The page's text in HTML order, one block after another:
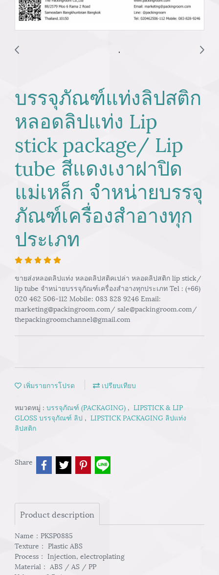
บรรจุภัณฑ์แท่งลิปสติก
หลอดลิปแท่ง Lip
stick package/ Lip
tube สีแดงเงาฝาปิด
แม่เหล็ก จำหน่ายบรรจุ
ภัณฑ์เครื่องสำอางทุก
ประเภท
ขายส่งหลอดลิปแท่ง หลอดลิปสติคเปล่า หลอดลิปสติก lip stick/
lip tube จำหน่ายบรรจุภัณฑ์เครื่องสำอางทุกประเภท Tel : (+66)
020 462 506-112 Mobile: 083 828 9246 Email:
marketing@packingroom.com/ sale@packingroom.com/
thepackingroomchannel@gmail.com
เพิ่มรายการโปรด เปรียบเทียบ
หมวดหมู่ : บรรจุภัณฑ์ (PACKAGING) , LIPSTICK & LIP
GLOSS บรรจุภัณฑ์ ลิป , LIPSTICK PACKAGING ลิปแท่ง
ลิปสติก
Share
Product description
Name：PKSP0885
Texture： Plastic ABS
Process： Injection, electroplating
Material： ABS / AS / PP